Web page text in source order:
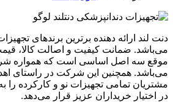
دنت لند ارائه دهنده برترین برندهای
می‌باشد. ضمانت کیفیت و اصالت کالا،
موقع سه اصل اساسی است که همواره
می‌باشد. همچنین این شرکت در راستای
مشتریان تمامی تجهیزات نو و کارکرده
در اختیار خریداران عزیز قرار می‌دهد.